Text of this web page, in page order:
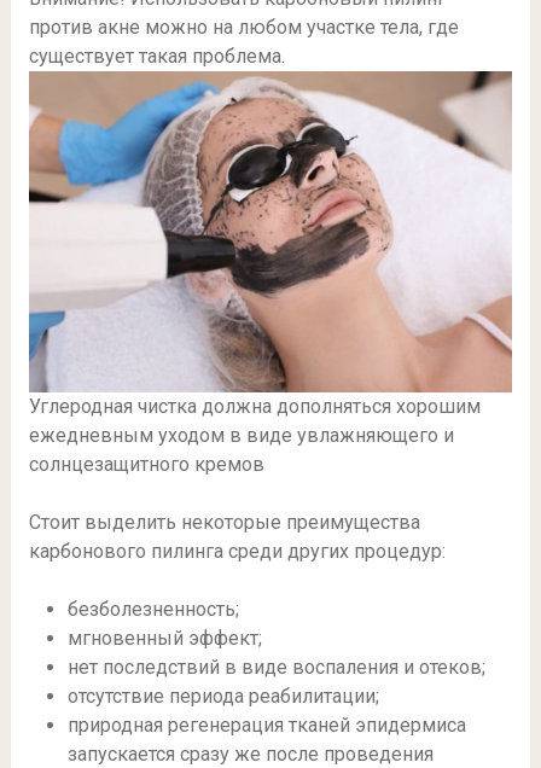
против акне можно на любом участке тела, где
существует такая проблема.
Углеродная чистка должна дополняться хорошим
ежедневным уходом в виде увлажняющего и
солнцезащитного кремов
Стоит выделить некоторые преимущества
карбонового пилинга среди других процедур:
безболезненность;
мгновенный эффект;
нет последствий в виде воспаления и отеков;
отсутствие периода реабилитации;
природная регенерация тканей эпидермиса
запускается сразу же после проведения